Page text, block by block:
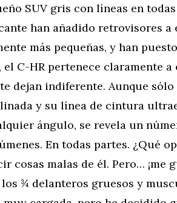
SUV gris con líneas en
han añadido retrovisores a
más pequeñas, y han
C-HR pertenece claramente a
dejan indiferente. Aunque sólo
y su línea de cintura
ángulo, se revela un
En todas partes. ¿Qué
cosas malas de él. Pero… ¡me
¾ delanteros gruesos y